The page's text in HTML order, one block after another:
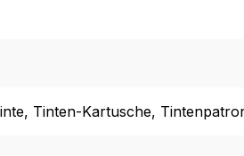
, Tinten-Kartusche,